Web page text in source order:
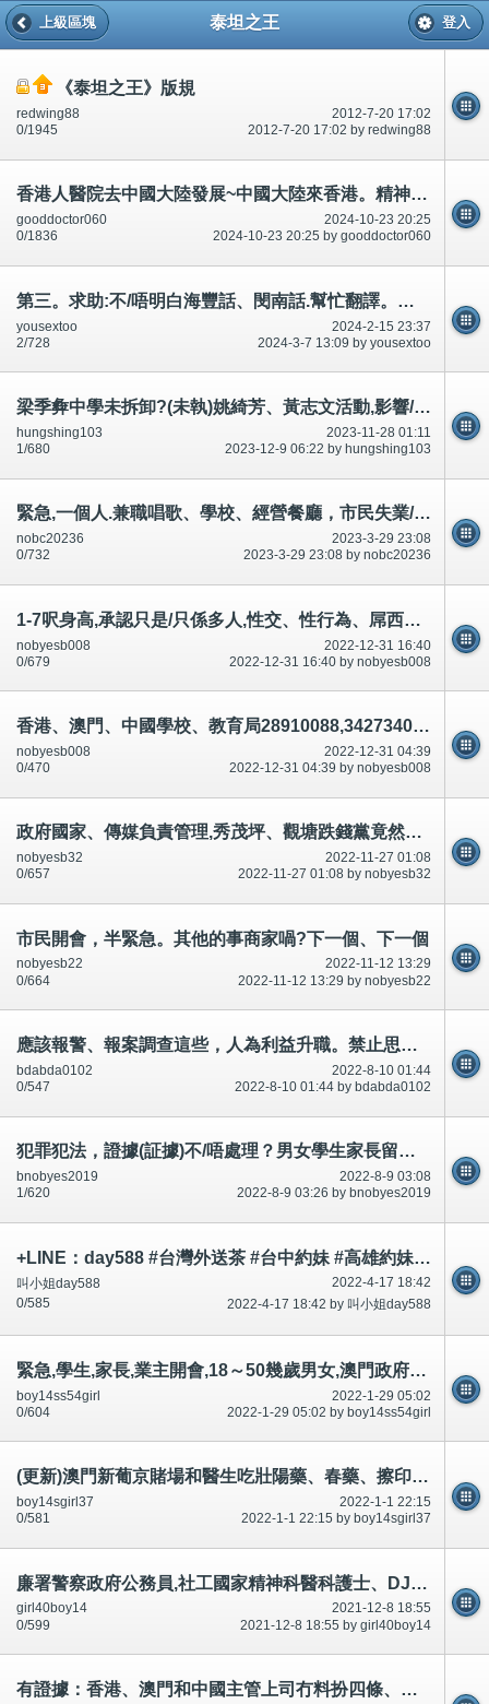
泰坦之王
上級區塊 登入
《泰坦之王》版規
2012-7-20 17:02
redwing88
2012-7-20 17:02 by redwing88
0/1945
香港人醫院去中國大陸發展~中國大陸來香港。精神心理科。自己發騷/磨豆腐/食壯陽春藥可以。其他人有問題
2024-10-23 20:25
gooddoctor060
2024-10-23 20:25 by gooddoctor060
0/1836
第三。求助:不/唔明白海豐話、閔南話.幫忙翻譯。上司、主管。(私人、版權)。謝謝
2024-2-15 23:37
yousextoo
2024-3-7 13:09 by yousextoo
2/728
梁季彜中學未拆卸?(未執)姚綺芳、黃志文活動,影響/騷擾到病人,依法/依照法律、條例
2023-11-28 01:11
hungshing103
2023-12-9 06:22 by hungshing103
1/680
緊急,一個人.兼職唱歌、學校、經營餐廳，市民失業/無工作,應該死-目的大性行為、大性交、磨豆腐～公開
2023-3-29 23:08
nobc20236
2023-3-29 23:08 by nobc20236
0/732
1-7呎身高,承認只是/只係多人,性交、性行為、屌西都需要穿著警察制服多人!否則無得有型！
2022-12-31 16:40
nobyesb008
2022-12-31 16:40 by nobyesb008
0/679
香港、澳門、中國學校、教育局28910088,34273401,28926270有份車禍殺人.(說話前後不一)串通,合謀,論壇/討論區有講有說
2022-12-31 04:39
nobyesb008
2022-12-31 04:39 by nobyesb008
0/470
政府國家、傳媒負責管理,秀茂坪、觀塘跌錢黨竟然出現？1人跌錢,2人在附近,捉拿？串通升職?拾錢犯罪?
2022-11-27 01:08
nobyesb32
2022-11-27 01:08 by nobyesb32
0/657
市民開會，半緊急。其他的事商家喎?下一個、下一個
2022-11-12 13:29
nobyesb22
2022-11-12 13:29 by nobyesb22
0/664
應該報警、報案調查這些，人為利益升職。禁止思想，禁足(禁止外出、去街)又叫市民不要看/唔好睇(1)短片、相片
2022-8-10 01:44
bdabda0102
2022-8-10 01:44 by bdabda0102
0/547
犯罪犯法，證據(証據)不/唔處理？男女學生家長留意？知情權？市民不可犯法/唔可以犯法！短片相片
2022-8-9 03:08
bnobyes2019
2022-8-9 03:26 by bnobyes2019
1/620
+LINE：day588 #台灣外送茶 #台中約妹 #高雄約妹 #台灣叫小姐 #新竹約妹 #台南約妹 #彰化約妹 #台中喝茶 #台北喝茶 #
2022-4-17 18:42
叫小姐day588
2022-4-17 18:42 by 叫小姐day588
0/585
緊急,學生,家長,業主開會,18～50幾歲男女,澳門政府消防員警察,醫院醫生承認什麼?討論區有提及～相片公開
2022-1-29 05:02
boy14ss54girl
2022-1-29 05:02 by boy14ss54girl
0/604
(更新)澳門新葡京賭場和醫生吃壯陽藥、春藥、擦印度神油,利用動停法,延遲射精,市民不可以吃和有問題~相片公開
2022-1-1 22:15
boy14sgirl37
2022-1-1 22:15 by boy14sgirl37
0/581
廉署警察政府公務員,社工國家精神科醫科護士、DJ藝人唔鍾意聽討論區留言,照打插(人多驚死)合法-公開
2021-12-8 18:55
girl40boy14
2021-12-8 18:55 by girl40boy14
0/599
有證據：香港、澳門和中國主管上司冇料扮四條、扮嘢攞威*警察廉署,藝人DJ醫生護士政府精神科-公開